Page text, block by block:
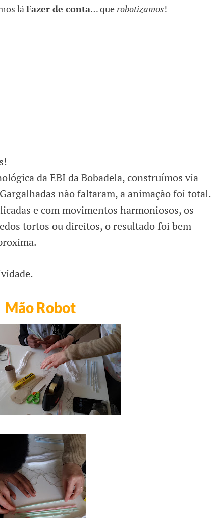
láFazer de conta… que robotizamos!
da EBI da Bobadela, construímos via
não faltaram, a animação foi total.
e com movimentos harmoniosos, os
tortos ou direitos, o resultado foi bem
Mão Robot